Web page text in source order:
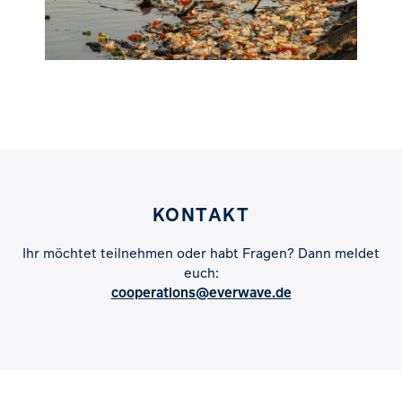
KONTAKT
Ihr möchtet teilnehmen oder habt Fragen? Dann meldet
euch:
cooperations@everwave.de